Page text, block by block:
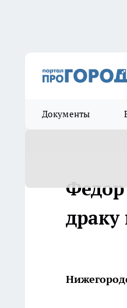
Документы
Федор